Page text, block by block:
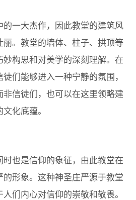
一大杰作，因此教堂的建筑风
。教堂的墙体、柱子、拱顶等
妙构思和对美学的深刻理解。在
们能够进入一种宁静的氛围，
非信徒们，也可以在这里领略建
化底蕴。
也是信仰的象征，由此教堂在
的形象。这种神圣庄严源于教堂
们内心对信仰的崇敬和敬畏。